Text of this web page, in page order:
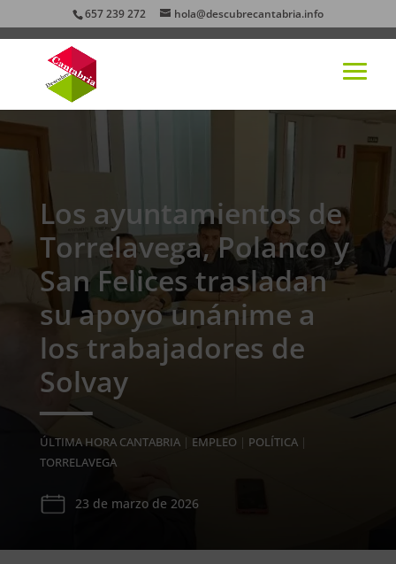
657 239 272 hola@descubrecantabria.info
Los ayuntamientos de
Torrelavega, Polanco y
San Felices trasladan
su apoyo unánime a
los trabajadores de
Solvay
ÚLTIMA HORA CANTABRIA| EMPLEO | POLÍTICA|
TORRELAVEGA
23 de marzo de 2026